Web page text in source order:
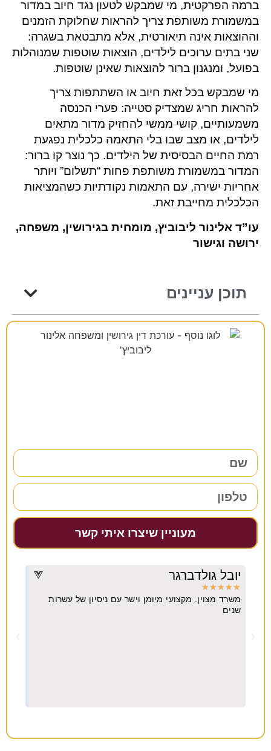
ברמה הפרקטית, מי שמבקש לטעון נגד חיוב במדור
במשמורת משותפת צריך להראות שחלוקת הזמנים
וההוצאות אינה תיאורטית, אלא מתבטאת בשגרה:
שני בתים ערוכים לילדים, הוצאות שוטפות שמנוהלות
בפועל, ומנגנון ברור להוצאות שאינן שוטפות.
מי שמבקש בכל זאת חיוב או השתתפות צריך
להראות חריג שמצדיק סטייה: פערי הכנסה
משמעותיים, קושי ממשי להחזיק מדור מתאים
לילדים, או מצב שבו בלי התאמה כלכלית נפגעת
רמת החיים הבסיסית של הילדים. כך נוצר קו ברור:
המדור במשמורת משותפת פחות “תשלום” ויותר
אחריות ישירה, עם התאמות נקודתיות כשהמציאות
הכלכלית מחייבת זאת.
עו”ד אלינור ליבוביץ, מומחית בגירושין, משפחה,
ירושה וגישור
תוכן עניינים
מעוניין שיצרו איתי קשר
יובל גולדברגר
★
★
★
★
★
משרד מצוין. מקצועי מיומן וישר עם ניסיון של עשרות
שנים